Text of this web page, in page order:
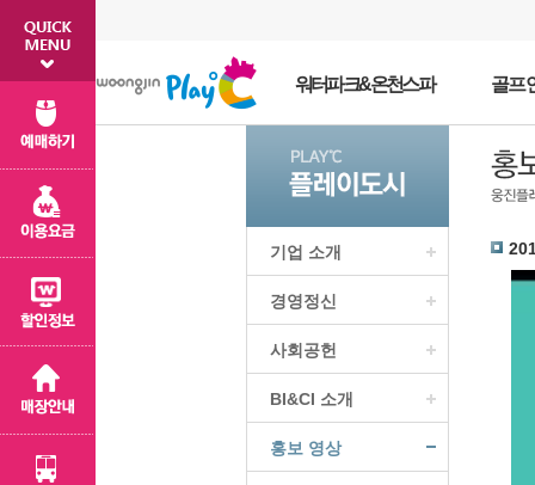
워터파크&온천스파 골프
기업 소개
경영정신
사회공헌
BI&CI 소개
홍보 영상